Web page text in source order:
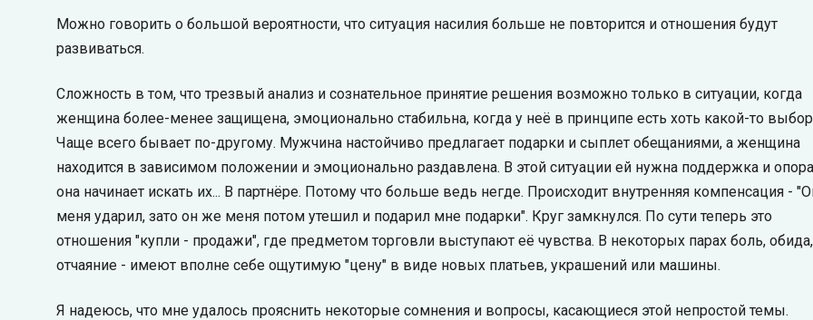
Можно говорить о большой вероятности, что ситуация насилия больше не повторится и отношения будут
развиваться.
Сложность в том, что трезвый анализ и сознательное принятие решения возможно только в ситуации, когда
женщина более-менее защищена, эмоционально стабильна, когда у неё в принципе есть хоть какой-то
Чаще всего бывает по-другому. Мужчина настойчиво предлагает подарки и сыплет обещаниями, а женщина
находится в зависимом положении и эмоционально раздавлена. В этой ситуации ей нужна поддержка и
она начинает искать их... В партнёре. Потому что больше ведь негде. Происходит внутренняя компенсация -
меня ударил, зато он же меня потом утешил и подарил мне подарки". Круг замкнулся. По сути теперь это
отношения "купли - продажи", где предметом торговли выступают её чувства. В некоторых парах боль, обида,
отчаяние - имеют вполне себе ощутимую "цену" в виде новых платьев, украшений или машины.
Я надеюсь, что мне удалось прояснить некоторые сомнения и вопросы, касающиеся этой непростой темы.